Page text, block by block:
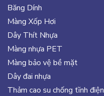
Băng Dính
Màng Xốp Hơi
Dây Thít Nhựa
Màng nhựa PET
Màng bảo vệ bề mặt
Dây đai nhựa
Thảm cao su chống tĩnh điện